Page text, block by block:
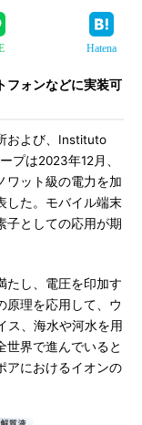
Hatena
フォンなどに実装可
および、Instituto
プは2023年12月、
ワット級の電力を加
した。モバイル端末
子としての応用が期
たし、電圧を印加す
原理を応用して、ウ
ス、海水や河水を用
世界で進んでいると
アにおけるイオンの